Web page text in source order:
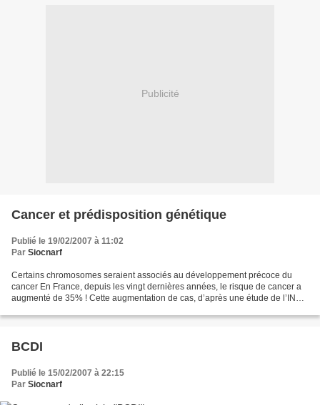
Publicité
Cancer et prédisposition génétique
Publié le 19/02/2007 à 11:02
Par Siocnarf
Certains chromosomes seraient associés au développement précoce du
cancer En France, depuis les vingt dernières années, le risque de cancer a
augmenté de 35% ! Cette augmentation de cas, d’après une étude de l’INVS
BCDI
Publié le 15/02/2007 à 22:15
Par Siocnarf